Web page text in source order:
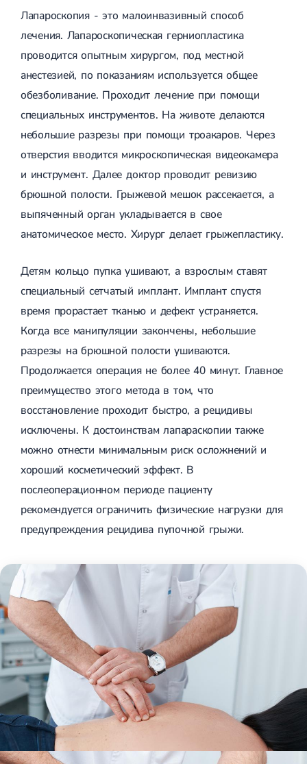
Лапароскопия - это малоинвазивный способ
лечения. Лапароскопическая герниопластика
проводится опытным хирургом, под местной
анестезией, по показаниям используется общее
обезболивание. Проходит лечение при помощи
специальных инструментов. На животе делаются
небольшие разрезы при помощи троакаров. Через
отверстия вводится микроскопическая видеокамера
и инструмент. Далее доктор проводит ревизию
брюшной полости. Грыжевой мешок рассекается, а
выпяченный орган укладывается в свое
анатомическое место. Хирург делает грыжепластику.
Детям кольцо пупка ушивают, а взрослым ставят
специальный сетчатый имплант. Имплант спустя
время прорастает тканью и дефект устраняется.
Когда все манипуляции закончены, небольшие
разрезы на брюшной полости ушиваются.
Продолжается операция не более 40 минут. Главное
преимущество этого метода в том, что
восстановление проходит быстро, а рецидивы
исключены. К достоинствам лапараскопии также
можно отнести минимальным риск осложнений и
хороший косметический эффект. В
послеоперационном периоде пациенту
рекомендуется ограничить физические нагрузки для
предупреждения рецидива пупочной грыжи.